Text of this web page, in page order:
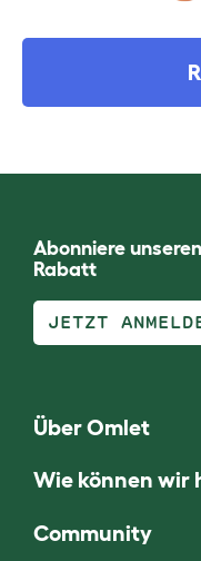
Abonniere
Rabatt
JETZT
Über Omlet
Wie können wir
Community